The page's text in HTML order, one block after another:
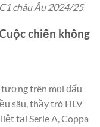
châu Âu 2024/25
chiến không
trên mọi đấu
sâu, thầy trò HLV
tại Serie A, Coppa